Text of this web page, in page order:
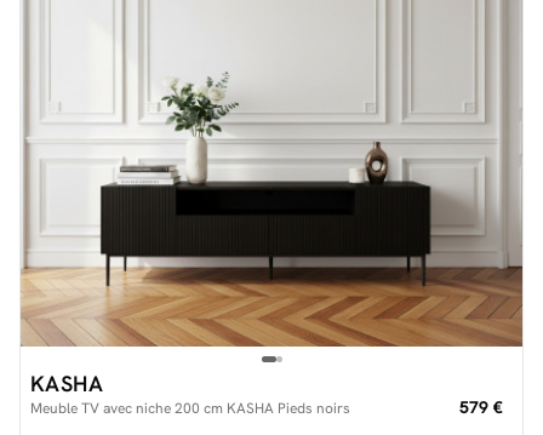
KASHA
Meuble TV avec niche 200 cm KASHA Pieds noirs 579 €